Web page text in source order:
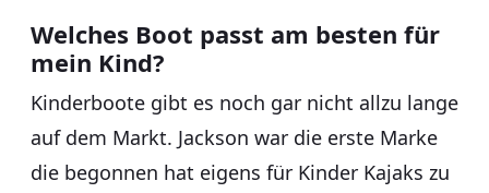
Welches Boot passt am besten für
mein Kind?
Kinderboote gibt es noch gar nicht allzu lange
auf dem Markt. Jackson war die erste Marke
die begonnen hat eigens für Kinder Kajaks zu